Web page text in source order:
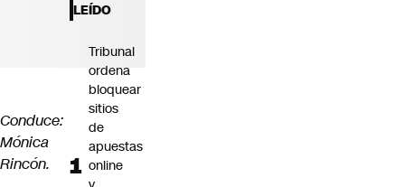
Conduce:
Mónica
Rincón.
LEÍDO
Tribunal
ordena
bloquear
sitios
de
apuestas
online